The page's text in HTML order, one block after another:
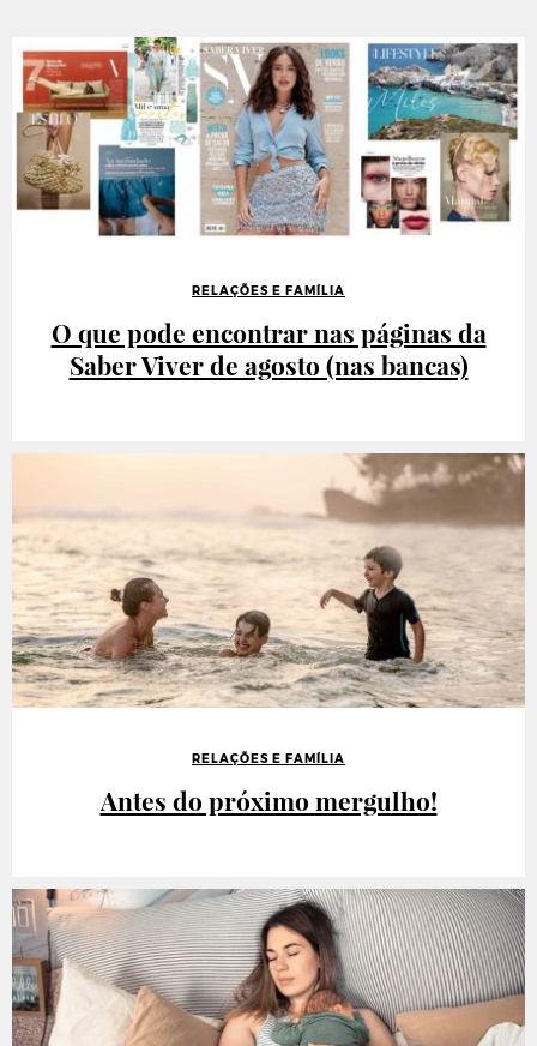
RELAÇÕES E FAMÍLIA
O que pode encontrar nas páginas da
Saber Viver de agosto (nas bancas)
RELAÇÕES E FAMÍLIA
Antes do próximo mergulho!